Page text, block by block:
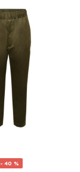
- 40 %